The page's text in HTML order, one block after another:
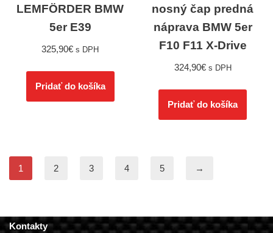
LEMFÖRDER BMW
5er E39
325,90€ s DPH
Pridať do košíka
nosný čap predná
náprava BMW 5er
F10 F11 X-Drive
324,90€ s DPH
Pridať do košíka
1 2 3 4 5 →
Kontakty